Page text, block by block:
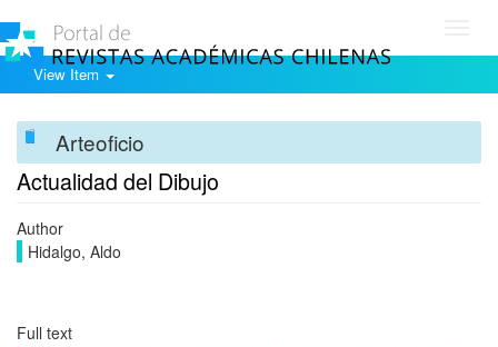
View Item
Arteoficio
Actualidad del Dibujo
Author
Hidalgo, Aldo
Full text